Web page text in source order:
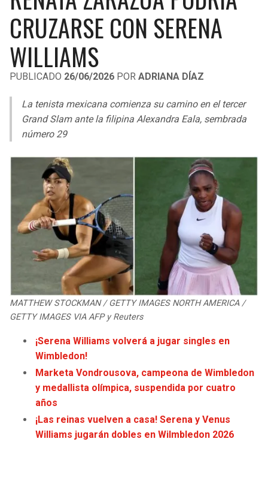
LIGA DE EXPANSIÓN MX
LEAGUES CUP
UEFA EUROPA LEAGUE
UEFA CONFERENCE LEAGUE
MLS
COPA SUDAMERICANA
LIGA BETPLAY
OTRAS LIGAS
RAIDERS
CHARGERS
BENGALS
STEELERS
TEXANS
COLTS
JAGUARS
COWBOYS
GIANTS
EAGLES
COMMANDERS
CAVALIERS
BUCKS
HORNETS
HEAT
MAGIC
WIZARDS
CLIPPERS
LAKERS
SUNS
KINGS
CRUZARSE CON SERENA
WILLIAMS
PUBLICADO 26/06/2026 POR ADRIANA DÍAZ
La tenista mexicana comienza su camino en el tercer
Grand Slam ante la filipina Alexandra Eala, sembrada
número 29
MATTHEW STOCKMAN / GETTY IMAGES NORTH AMERICA /
GETTY IMAGES VIA AFP y Reuters
¡Serena Williams volverá a jugar singles en
Wimbledon!
Marketa Vondrousova, campeona de Wimbledon
y medallista olímpica, suspendida por cuatro
años
¡Las reinas vuelven a casa! Serena y Venus
Williams jugarán dobles en Wilmbledon 2026